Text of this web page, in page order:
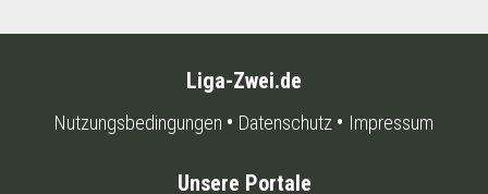
Liga-Zwei.de
Nutzungsbedingungen Datenschutz Impressum
Unsere Portale